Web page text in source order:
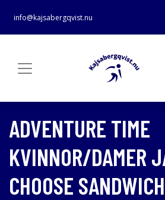
info@kajsabergqvist.nu
ADVENTURE TIME
KVINNOR/DAMER
CHOOSE